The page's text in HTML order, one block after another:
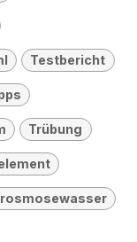
Testbericht
Trübung